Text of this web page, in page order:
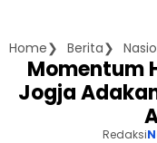
Home Berita
Momentum
Jogja
Redaksi